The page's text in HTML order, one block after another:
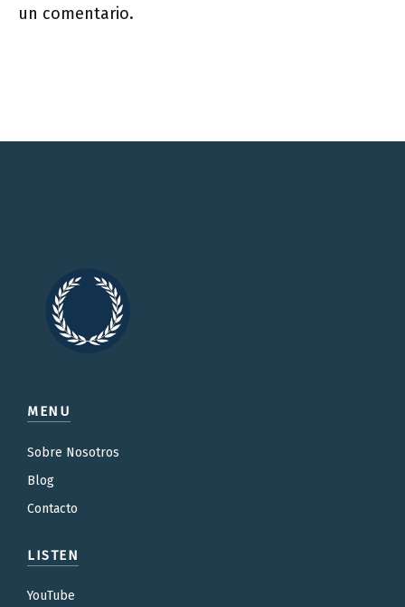
un comentario.
MENU
Sobre Nosotros
Blog
Contacto
LISTEN
YouTube